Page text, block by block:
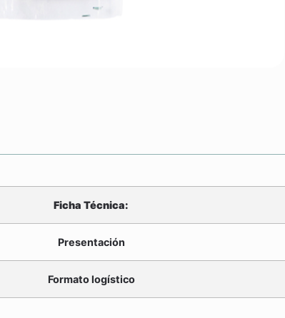
Ficha Técnica:
Presentación
Formato logístico